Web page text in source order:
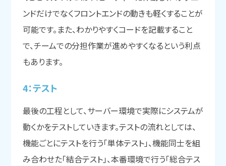
ンドだけでなくフロントエンドの動きも軽くすることが
可能です。また、わかりやすくコードを記載すること
で、チームでの分担作業が進めやすくなるという利点
もあります。
4：テスト
最後の工程として、サーバー環境で実際にシステムが
動くかをテストしていきます。テストの流れとしては、
機能ごとにテストを行う「単体テスト」、機能同士を組
み合わせた「結合テスト」、本番環境で行う「総合テス